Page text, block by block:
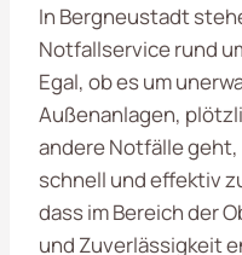
In Bergneustadt
Notfallservice rund
Egal, ob es um
Außenanlagen,
andere Notfälle
schnell und effektiv
dass im Bereich der
und Zuverlässigkeit